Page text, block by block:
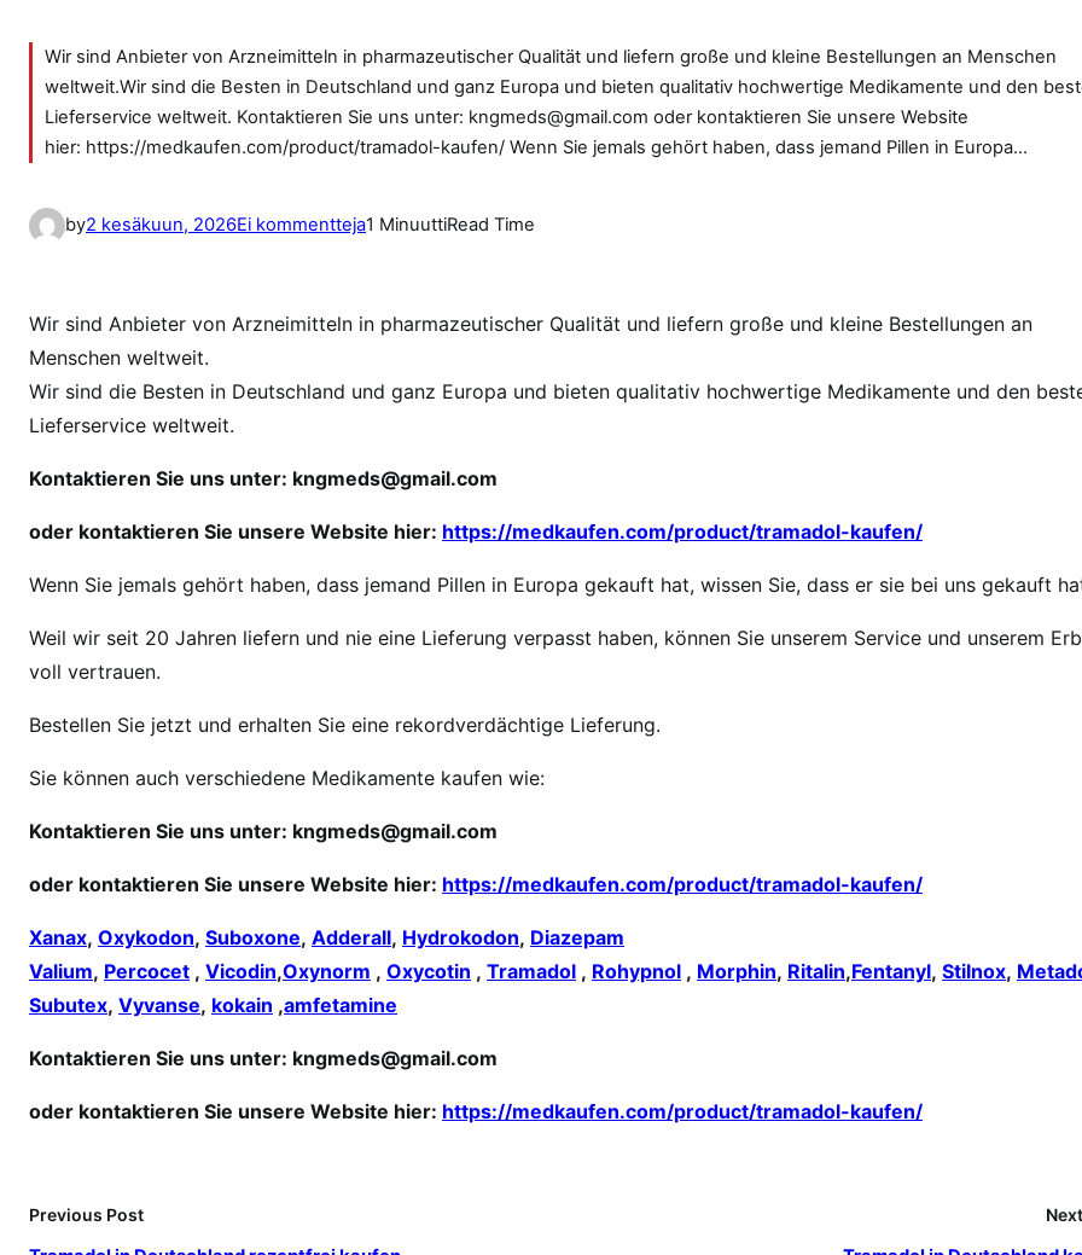
Wir sind Anbieter von Arzneimitteln in pharmazeutischer Qualität und liefern große und kleine Bestellungen an Menschen
weltweit.Wir sind die Besten in Deutschland und ganz Europa und bieten qualitativ hochwertige Medikamente und den
Lieferservice weltweit. Kontaktieren Sie uns unter: kngmeds@gmail.com oder kontaktieren Sie unsere Website
hier: https://medkaufen.com/product/tramadol-kaufen/ Wenn Sie jemals gehört haben, dass jemand Pillen in Europa…
by2 kesäkuun, 2026Ei kommenttejaa
e
n
c
b
u
e
r
m
a
d
l
1 MinuuttiRead Time
Wir sind Anbieter von Arzneimitteln in pharmazeutischer Qualität und liefern große und kleine Bestellungen an
Menschen weltweit.
Wir sind die Besten in Deutschland und ganz Europa und bieten qualitativ hochwertige Medikamente und den
Lieferservice weltweit.
Kontaktieren Sie uns unter: kngmeds@gmail.com
oder kontaktieren Sie unsere Website hier: https://medkaufen.com/product/tramadol-kaufen/
Wenn Sie jemals gehört haben, dass jemand Pillen in Europa gekauft hat, wissen Sie, dass er sie bei uns gekauft
Weil wir seit 20 Jahren liefern und nie eine Lieferung verpasst haben, können Sie unserem Service und unserem
voll vertrauen.
Bestellen Sie jetzt und erhalten Sie eine rekordverdächtige Lieferung.
Sie können auch verschiedene Medikamente kaufen wie:
Kontaktieren Sie uns unter: kngmeds@gmail.com
oder kontaktieren Sie unsere Website hier: https://medkaufen.com/product/tramadol-kaufen/
Xanax, Oxykodon, Suboxone, Adderall, Hydrokodon, Diazepam
Valium, Percocet , Vicodin,Oxynorm , Oxycotin , Tramadol , Rohypnol , Morphin, Ritalin,Fentanyl, Stilnox,
Subutex, Vyvanse, kokain ,amfetamine
Kontaktieren Sie uns unter: kngmeds@gmail.com
oder kontaktieren Sie unsere Website hier: https://medkaufen.com/product/tramadol-kaufen/
Previous Post